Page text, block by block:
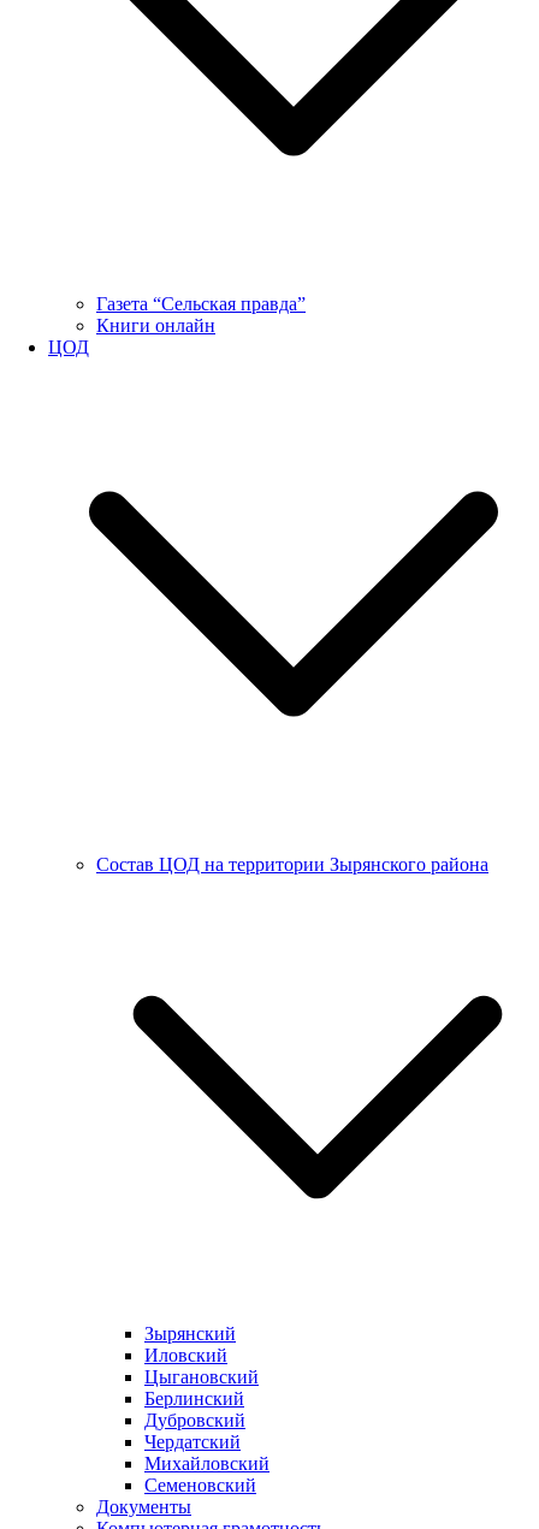
Газета “Сельская правда”
Книги онлайн
ЦОД
Состав ЦОД на территории Зырянского района
Зырянский
Иловский
Цыгановский
Берлинский
Дубровский
Чердатский
Михайловский
Семеновский
Документы